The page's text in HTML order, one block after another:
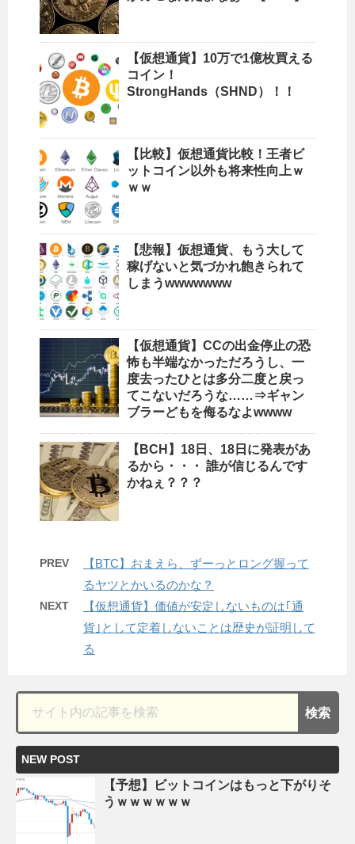
【仮想通貨】10万で1億枚買える
コイン！
StrongHands（SHND）！！
【比較】仮想通貨比較！王者ビ
ットコイン以外も将来性向上ｗ
ｗｗ
【悲報】仮想通貨、もう大して
稼げないと気づかれ飽きられて
しまうwwwwwww
【仮想通貨】CCの出金停止の恐
怖も半端なかっただろうし、一
度去ったひとは多分二度と戻っ
てこないだろうな……⇒ギャン
ブラーどもを侮るなよwwww
【BCH】18日、18日に発表があ
るから・・・ 誰が信じるんです
かねぇ？？？
PREV
【BTC】おまえら、ずーっとロング握って
るヤツとかいるのかな？
NEXT
【仮想通貨】価値が安定しないものは｢通
貨｣として定着しないことは歴史が証明して
る
NEW POST
【予想】ビットコインはもっと下がりそ
うｗｗｗｗｗｗ